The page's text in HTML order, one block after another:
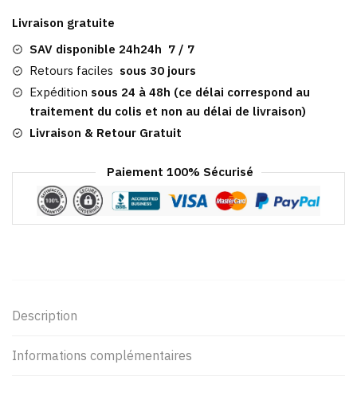
Pour
Femme​
|
Silvana
Livraison gratuite
SAV disponible 24h24h 7 / 7
Retours faciles sous 30 jours
Expédition sous 24 à 48h (ce délai correspond au
traitement du colis et non au délai de livraison)
Livraison & Retour Gratuit
Paiement 100% Sécurisé
Description
Informations complémentaires